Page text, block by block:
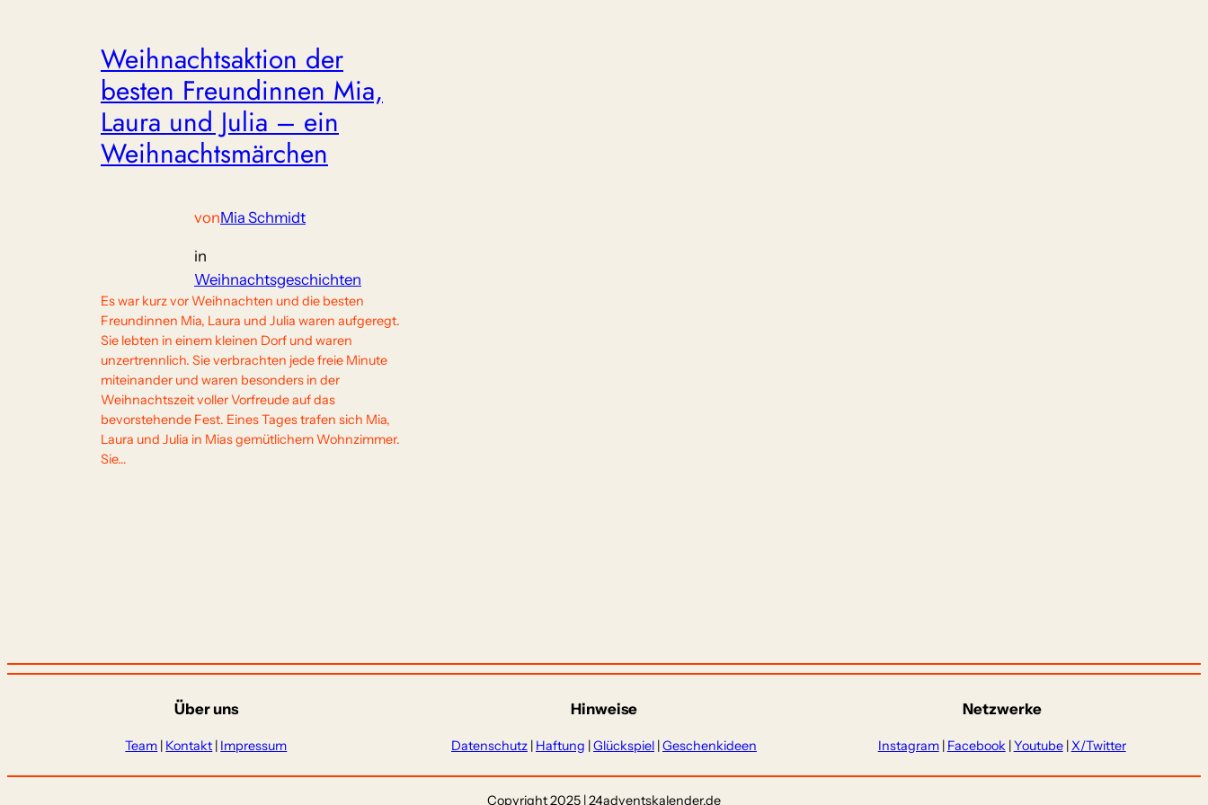
Weihnachtsaktion der
besten Freundinnen Mia,
Laura und Julia – ein
Weihnachtsmärchen
vonMia Schmidt
in
Weihnachtsgeschichten
Es war kurz vor Weihnachten und die besten
Freundinnen Mia, Laura und Julia waren aufgeregt.
Sie lebten in einem kleinen Dorf und waren
unzertrennlich. Sie verbrachten jede freie Minute
miteinander und waren besonders in der
Weihnachtszeit voller Vorfreude auf das
bevorstehende Fest. Eines Tages trafen sich Mia,
Laura und Julia in Mias gemütlichem Wohnzimmer.
Sie…
Über uns
Team | Kontakt | Impressum
Hinweise
Datenschutz | Haftung |Glückspiel |Geschenkideen
Netzwerke
Instagram| Facebook |Youtube| X/Twitter
Copyright 2025 | 24adventskalender.de